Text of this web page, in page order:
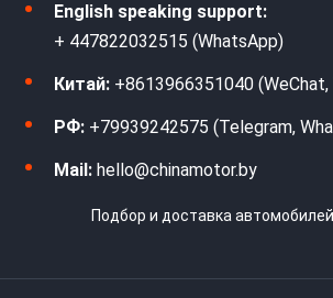
English speaking support:
+ 447822032515 (WhatsApp)
Китай: +8613966351040
РФ: +79939242575 (Telegram,
Mail: hello@chinamotor.by
Подбор и доставка